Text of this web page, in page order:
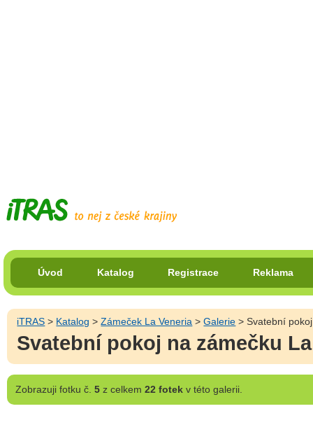
Úvod Katalog Registrace Reklama
iTRAS > Katalog >Zámeček La Veneria >Galerie > Svatební
Svatební pokoj na zámečku
Zobrazujifotku č. 5z celkem 22 fotekv této galerii.